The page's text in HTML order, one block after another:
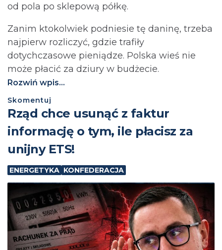
od pola po sklepową półkę.
Zanim ktokolwiek podniesie tę daninę, trzeba
najpierw rozliczyć, gdzie trafiły
dotychczasowe pieniądze. Polska wieś nie
może płacić za dziury w budżecie.⁩
Rozwiń wpis...
Skomentuj
Rząd chce usunąć z faktur
informację o tym, ile płacisz za
unijny ETS!
ENERGETYKA KONFEDERACJA